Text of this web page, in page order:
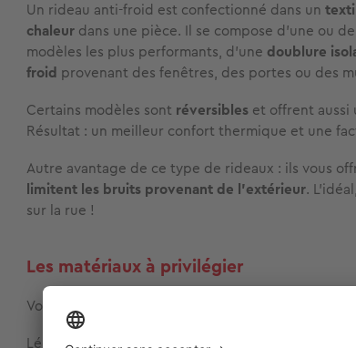
Un rideau anti-froid est confectionné dans un
chaleur dans une pièce. Il se compose d’une ou de
modèles les plus performants, d’une doublure
froid provenant des fenêtres, des portes ou des
Certains modèles sont réversibles et offrent aussi
Résultat : un meilleur confort thermique et une
Autre avantage de ce type de rideaux : ils vous
limitent les bruits provenant de l’extérieur.
sur la rue !
Les matériaux à privilégier
Vous avez l’embarras du choix s’agissant des
Léger, résistant et facile d’entretien,